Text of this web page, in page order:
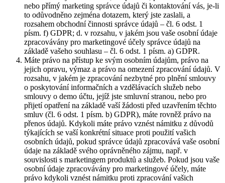
nebo přímý marketing správce údajů či kontaktování vás, je-li
to odůvodněno zejména dotazem, který jste zaslali, a
rozsahem obchodní činnosti správce údajů – čl. 6 odst. 1
písm. f) GDPR; d. v rozsahu, v jakém jsou vaše osobní údaje
zpracovávány pro marketingové účely správce údajů na
základě vašeho souhlasu – čl. 6 odst. 1 písm. a) GDPR.
Máte právo na přístup ke svým osobním údajům, právo na
jejich opravu, výmaz a právo na omezení zpracování údajů. V
rozsahu, v jakém je zpracování nezbytné pro plnění smlouvy
o poskytování informačních a vzdělávacích služeb nebo
smlouvy o demo účtu, jejíž jste smluvní stranou, nebo pro
přijetí opatření na základě vaší žádosti před uzavřením těchto
smluv (čl. 6 odst. 1 písm. b) GDPR), máte rovněž právo na
přenos údajů. Kdykoli máte právo vznést námitku z důvodů
týkajících se vaší konkrétní situace proti použití vašich
osobních údajů, pokud správce údajů zpracovává vaše osobní
údaje na základě svého oprávněného zájmu, např. v
souvislosti s marketingem produktů a služeb. Pokud jsou vaše
osobní údaje zpracovávány pro marketingové účely, máte
právo kdykoli vznést námitku proti zpracování vašich